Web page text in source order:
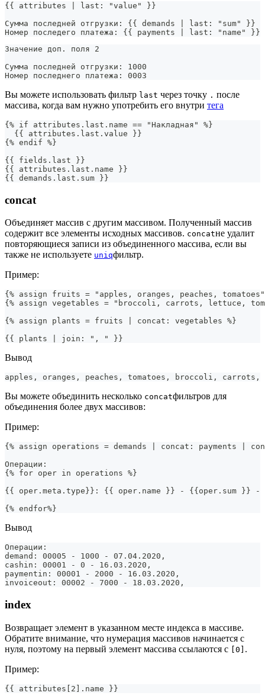
{{ attributes | last: "value" }}
Сумма последней отгрузки: {{ demands | last: "sum" }}
Номер последего платежа: {{ payments | last: "name" }}
Значение доп. поля 2
Сумма последней отгрузки: 1000
Номер последнего платежа: 0003
Вы можете использовать фильтр last через точку . после
массива, когда вам нужно употребить его внутри тега
{% if attributes.last.name == "Накладная" %}
  {{ attributes.last.value }}
{% endif %}
{{ fields.last }}
{{ attributes.last.name }}
{{ demands.last.sum }}
concat
Объединяет массив с другим массивом. Полученный массив
содержит все элементы исходных массивов. concatне удалит
повторяющиеся записи из объединенного массива, если вы
также не используете uniqфильтр.
Пример:
{% assign fruits = "apples, oranges, peaches,
{% assign vegetables = "broccoli, carrots, lettuce,
{% assign plants = fruits | concat: vegetables %}
{{ plants | join: ", " }}
Вывод
apples, oranges, peaches, tomatoes, broccoli, carrots,
Вы можете объединить несколько concatфильтров для
объединения более двух массивов:
Пример:
{% assign operations = demands | concat: payments |
Операции:
{% for oper in operations %}
{{ oper.meta.type}}: {{ oper.name }} - {{oper.sum }} -
{% endfor%}
Вывод
Операции:
demand: 00005 - 1000 - 07.04.2020,
cashin: 00001 - 0 - 16.03.2020,
paymentin: 00001 - 2000 - 16.03.2020,
invoiceout: 00002 - 7000 - 18.03.2020,
index
Возвращает элемент в указанном месте индекса в массиве.
Обратите внимание, что нумерация массивов начинается с
нуля, поэтому на первый элемент массива ссылаются с
[0] .
Пример:
{{ attributes[2].name }}